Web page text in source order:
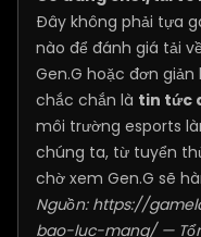
Đây không phải tựa
nào để đánh giá tải
Gen.G hoặc đơn
chắc chắn là tin tức
môi trường esports
chúng ta, từ tuyển
chờ xem Gen.G sẽ
Nguồn: https://
bao-luc-mang/—